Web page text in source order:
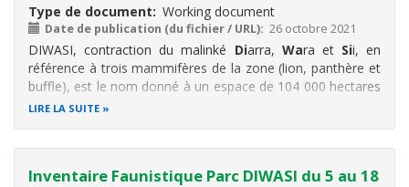
Type de document Working document
Date de publication (du fichier / URL) 26 octobre 2021
DIWASI, contraction du malinké Diarra, Wara et Sii, en
référence à trois mammifères de la zone (lion, panthère et
buffle), est le nom donné à un espace de 104 000 hectares
situé dans la Réserve Naturelle de Kankan en Haute-
La création du Parc DIWASI - première zone amodiée de
Guinée
LIRE LA SUITE
Inventaire Faunistique Parc DIWASI du 5 au 18